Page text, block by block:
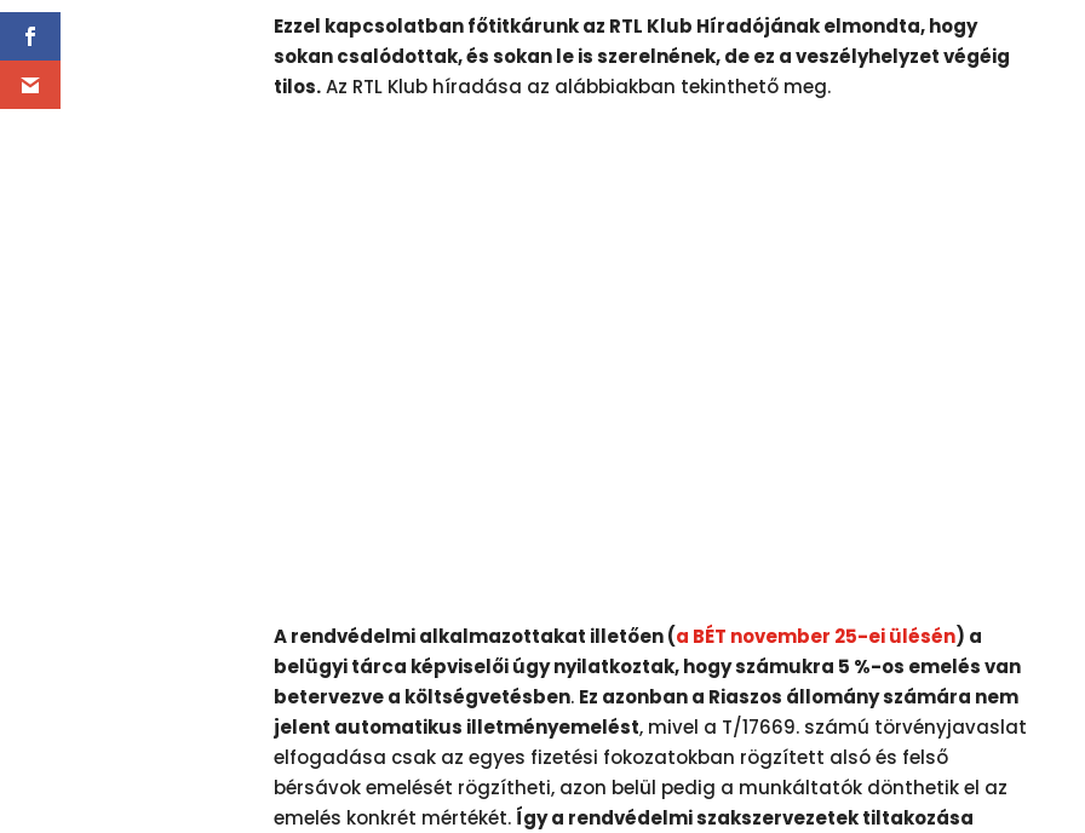
Ezzel kapcsolatban főtitkárunk az RTL Klub Híradójának elmondta, hogy
sokan csalódottak, és sokan le is szerelnének, de ez a veszélyhelyzet végéig
tilos.Az RTL Klub híradása az alábbiakban tekinthető meg.
A rendvédelmi alkalmazottakat illetően (a BÉT november 25-ei ülésén) a
belügyi tárca képviselői úgy nyilatkoztak, hogy számukra 5 %-os emelés van
betervezve a költségvetésben. Ez azonban a Riaszos állomány számára nem
jelent automatikus illetményemelést, mivel a T/17669. számú törvényjavaslat
elfogadása csak az egyes fizetési fokozatokban rögzített alsó és felső
bérsávok emelését rögzítheti, azon belül pedig a munkáltatók dönthetik el az
emelés konkrét mértékét. Így a rendvédelmi szakszervezetek tiltakozása